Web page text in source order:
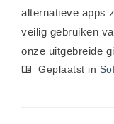
alternatieve apps
veilig gebruiken
onze uitgebreide
Geplaatst in